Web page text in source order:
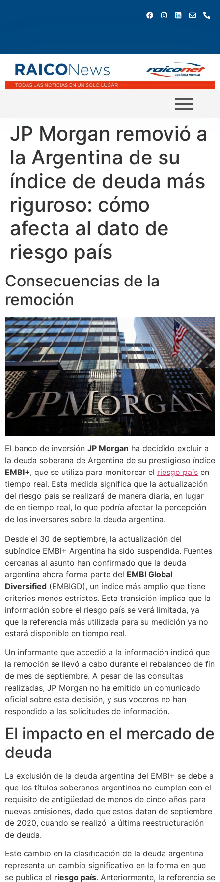
JP Morgan removió a
la Argentina de su
índice de deuda más
riguroso: cómo
afecta al dato de
riesgo país
Consecuencias de la
remoción
El banco de inversión JP Morgan ha decidido excluir a
la deuda soberana de Argentina de su prestigioso índice
EMBI+, que se utiliza para monitorear el riesgo país en
tiempo real. Esta medida significa que la actualización
del riesgo país se realizará de manera diaria, en lugar
de en tiempo real, lo que podría afectar la percepción
de los inversores sobre la deuda argentina.
Desde el 30 de septiembre, la actualización del
subíndice EMBI+ Argentina ha sido suspendida. Fuentes
cercanas al asunto han confirmado que la deuda
argentina ahora forma parte del EMBI Global
Diversified (EMBIGD), un índice más amplio que tiene
criterios menos estrictos. Esta transición implica que la
información sobre el riesgo país se verá limitada, ya
que la referencia más utilizada para su medición ya no
estará disponible en tiempo real.
Un informante que accedió a la información indicó que
la remoción se llevó a cabo durante el rebalanceo de fin
de mes de septiembre. A pesar de las consultas
realizadas, JP Morgan no ha emitido un comunicado
oficial sobre esta decisión, y sus voceros no han
respondido a las solicitudes de información.
El impacto en el mercado de
deuda
La exclusión de la deuda argentina del EMBI+ se debe a
que los títulos soberanos argentinos no cumplen con el
requisito de antigüedad de menos de cinco años para
nuevas emisiones, dado que estos datan de septiembre
de 2020, cuando se realizó la última reestructuración
de deuda.
Este cambio en la clasificación de la deuda argentina
representa un cambio significativo en la forma en que
se publica el riesgo país. Anteriormente, la referencia se